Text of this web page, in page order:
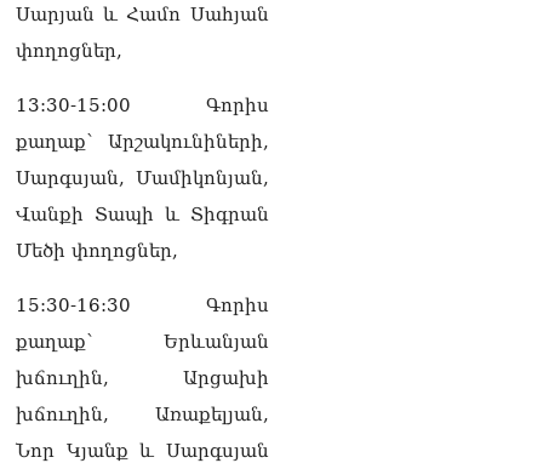
Սարյան և Համո Սահյան
փողոցներ,
13:30-15:00 Գորիս
քաղաք՝ Արշակունիների,
Սարգսյան, Մամիկոնյան,
Վանքի Տապի և Տիգրան
Մեծի փողոցներ,
15:30-16:30 Գորիս
քաղաք՝ Երևանյան
խճուղին, Արցախի
խճուղին, Առաքելյան,
Նոր Կյանք և Սարգսյան